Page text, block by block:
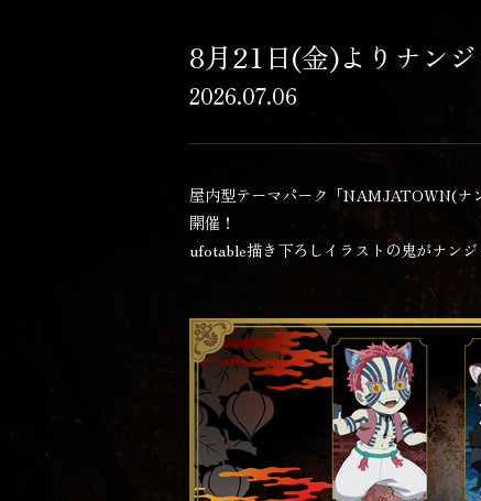
8月21日(金)よりナン
2026.07.06
屋内型テーマパーク「NAMJATOWN(ナ
開催！
ufotable描き下ろしイラストの鬼がナンジ